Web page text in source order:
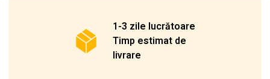
1-3 zile lucrătoare
Timp estimat de
livrare